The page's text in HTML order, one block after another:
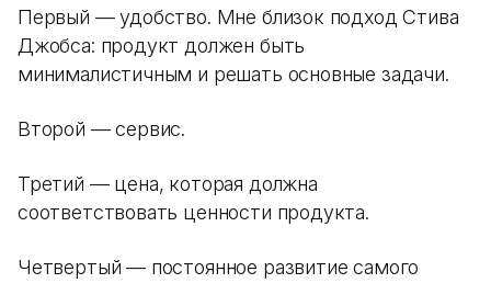
Первый — удобство. Мне близок подход Стива
Джобса: продукт должен быть
минималистичным и решать основные задачи.
Второй — сервис.
Третий — цена, которая должна
соответствовать ценности продукта.
Четвертый — постоянное развитие самого